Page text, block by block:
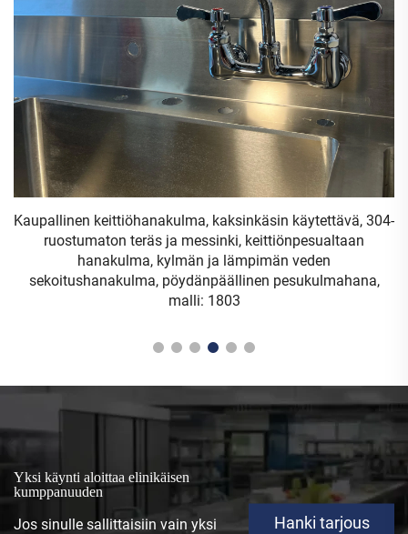
Kaupallinen keittiöhanakulma, kaksinkäsin käytettävä, 304-
ruostumaton teräs ja messinki, keittiönpesualtaan
hanakulma, kylmän ja lämpimän veden
sekoitushanakulma, pöydänpäällinen pesukulmahana,
malli: 1803
Yksi käynti aloittaa elinikäisen
kumppanuuden
Jos sinulle sallittaisiin vain yksi
Hanki tarjous